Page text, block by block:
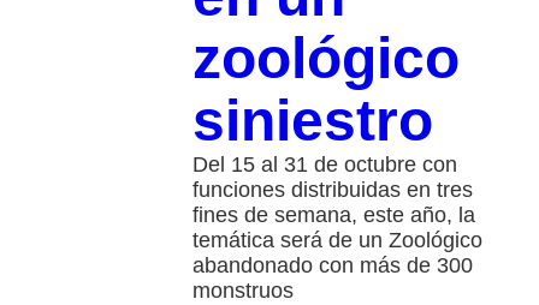
zoológico
siniestro
Del 15 al 31 de octubre con
funciones distribuidas en tres
fines de semana, este año, la
temática será de un Zoológico
abandonado con más de 300
monstruos